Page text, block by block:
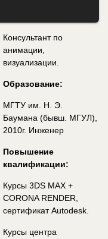
Консультант по
анимации,
визуализации.
Образование:
МГТУ им. Н. Э.
Баумана (бывш. МГУЛ),
2010г. Инженер
Повышение
квалификации:
Курсы 3DS MAX +
CORONA RENDER,
сертификат Autodesk.
Курсы центра